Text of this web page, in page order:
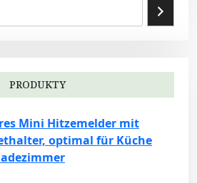
PRODUKTY
Mini Hitzemelder mit
optimal für Küche